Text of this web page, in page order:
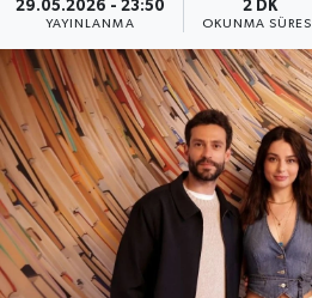
29.05.2026 - 23:50
YAYINLANMA
2 DK
OKUNMA SÜRESI
Daday Haberleri
Devrekani Haberleri
Doğanyurt Haberleri
Hanönü Haberleri